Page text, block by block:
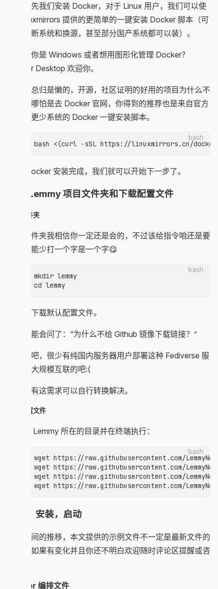
那么首先我们安装 Docker，对于 Linux 用户，我们可以使
用 Linuxmirrors 提供的更简单的一键安装 Docker 脚本（可
自动判断系统和换源，甚至部分国产系统都可以装）。
什么？你是 Windows 或者想用图形化管理 Docker？
Docker Desktop 欢迎你。
人嘛，总归是懒的，开源，社区证明的好用的项目为什么不
用呢？哪怕是去 Docker 官网，你得到的推荐也是来自官方
的兼容更少系统的 Docker 一键安装脚本。
bash
等待 Docker 安装完成，我们就可以开始下一步了。
新建 Lemmy 项目文件夹和下载配置文件
新建文件夹
新建文件夹我相信你一定还是会的，不过该给指令咱还是要
给的，能少打一个字是一个字😋
bash
mkdir lemmy
接下来下载默认配置文件。
有人可能会问了：“为什么不给 Github 镜像下载链接？”
咱觉得吧，很少有纯国内服务器用户部署这种 Fediverse 服
务还要大规模互联的吧:(
总之真有这需求可以自行转换解决。
下载配置文件
切换到 Lemmy 所在的目录并在终端执行：
bash
wget https://raw.githubusercontent.com/
wget https://raw.githubusercontent.com/
wget https://raw.githubusercontent.com/
下载，安装，启动
随着时间的推移，本文提供的示例文件不一定是最新文件的
样子，如果有变化并且你还不明白欢迎随时评论区提醒或咨
Docker 编排文件